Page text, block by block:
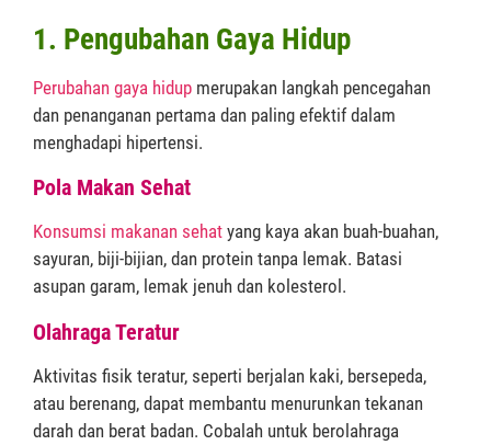
1. Pengubahan Gaya Hidup
Perubahan gaya hidup merupakan langkah pencegahan
dan penanganan pertama dan paling efektif dalam
menghadapi hipertensi.
Pola Makan Sehat
Konsumsi makanan sehat yang kaya akan buah-buahan,
sayuran, biji-bijian, dan protein tanpa lemak. Batasi
asupan garam, lemak jenuh dan kolesterol.
Olahraga Teratur
Aktivitas fisik teratur, seperti berjalan kaki, bersepeda,
atau berenang, dapat membantu menurunkan tekanan
darah dan berat badan. Cobalah untuk berolahraga